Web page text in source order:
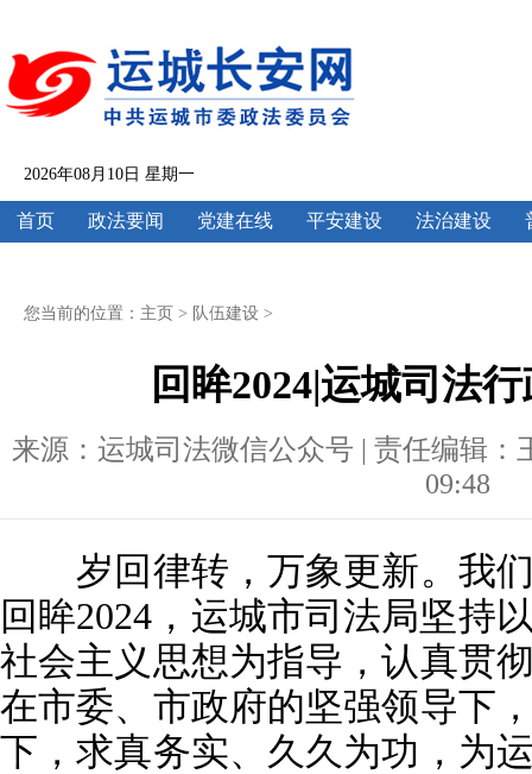
2026年08月10日 星期一
首页 政法要闻 党建在线 平安建设 法治建设
您当前的位置： 主页 > 队伍建设 >
回眸2024|运城司法
来源：运城司法微信公众号 | 责任编辑：
09:48
岁回律转，万象更新。我们
回眸2024，运城市司法局坚持
社会主义思想为指导，认真贯
在市委、市政府的坚强领导下
下，求真务实、久久为功，为